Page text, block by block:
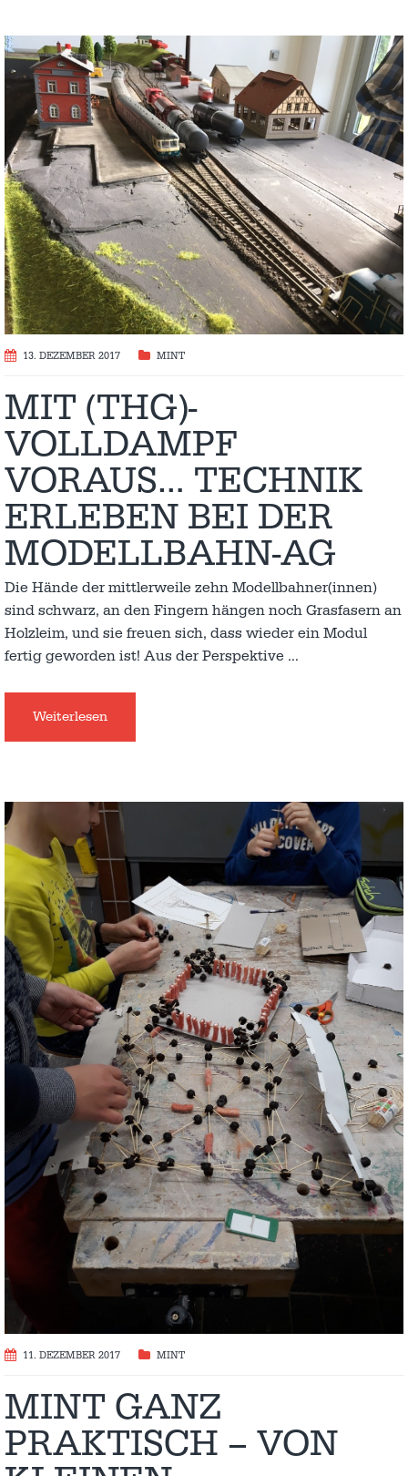
13. DEZEMBER 2017 MINT
MIT (THG)-
VOLLDAMPF
VORAUS… TECHNIK
ERLEBEN BEI DER
MODELLBAHN-AG
Die Hände der mittlerweile zehn Modellbahner(innen)
sind schwarz, an den Fingern hängen noch Grasfasern an
Holzleim, und sie freuen sich, dass wieder ein Modul
fertig geworden ist! Aus der Perspektive …
Weiterlesen
11. DEZEMBER 2017 MINT
MINT GANZ
PRAKTISCH – VON